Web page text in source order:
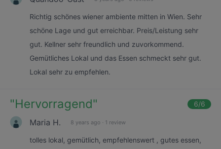
Richtig schönes wiener ambiente mitten in Wien. Sehr
schöne Lage und gut erreichbar. Preis/Leistung sehr
gut. Kellner sehr freundlich und zuvorkommend.
Gemütliches Lokal und das Essen schmeckt sehr gut.
Lokal sehr zu empfehlen.
"Hervorragend" 6/6
Maria H. 8 years ago · 1 review
tolles lokal, gemütlich, empfehlenswert , gutes essen,